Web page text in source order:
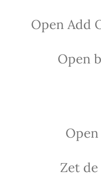
Open Add
Open
Zet